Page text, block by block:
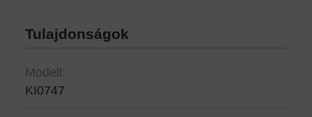
Tulajdonságok
Modell:
KI0747